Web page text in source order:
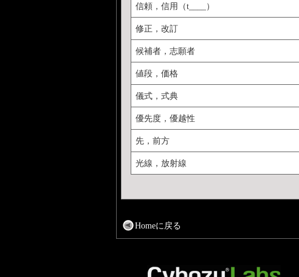
信頼，信用（t____）
修正，改訂
候補者，志願者
値段，価格
儀式，式典
優先度，優越性
先，前方
光線，放射線
Homeに戻る